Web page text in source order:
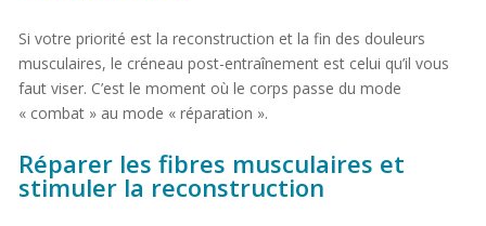
Si votre priorité est la reconstruction et la fin des douleurs
musculaires, le créneau post-entraînement est celui qu’il vous
faut viser. C’est le moment où le corps passe du mode
« combat » au mode « réparation ».
Réparer les fibres musculaires et
stimuler la reconstruction